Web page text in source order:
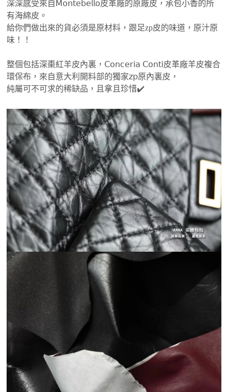
深深感受來自𝖬𝗈𝗇𝗍𝖾𝖻𝖾𝗅𝗅𝗈皮革廠的原廠皮，承包小香的所
有海綿皮。
給你們做出來的貨必須是原材料，跟足zp皮的味道，原汁原
味！！
整個包括深棗紅羊皮內裏，𝖢𝗈𝗇𝖼𝖾𝗋𝗂𝖺 𝖢𝗈𝗇𝗍𝗂皮革廠羊皮複合
環保布，來自意大利開料部的獨家𝗓𝗉原內裏皮，
純屬可不可求的稀缺品，且拿且珍惜✔️